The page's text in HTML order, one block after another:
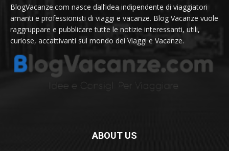
BlogVacanze.com nasce dall’idea indipendente di viaggiatori
amanti e professionisti di viaggi e vacanze. Blog Vacanze vuole
raggruppare e pubblicare tutte le notizie interessanti, utili,
curiose, accattivanti sul mondo dei Viaggi e Vacanze.
ABOUT US